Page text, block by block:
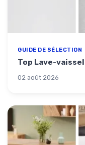
GUIDE DE SÉLECTION
Top Lave-
02 août 2026